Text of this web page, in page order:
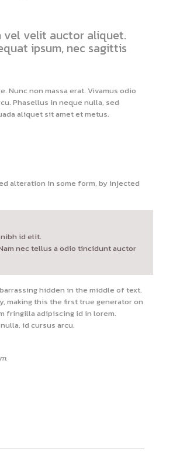
vel velit auctor aliquet.
ipsum, nec sagittis
non massa erat. Vivamus odio
Phasellus in neque nulla, sed
aliquet sit amet et metus.
alteration in some form, by injected
id elit.
nec tellus a odio tincidunt auctor
hidden in the middle of text.
making this the first true generator on
fringilla adipiscing id in lorem.
id cursus arcu.